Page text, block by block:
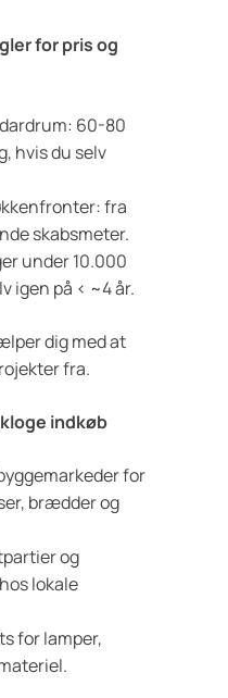
for pris og
60-80
hvis du selv
fra
skabsmeter.
under 10.000
igen på < ~4 år.
dig med at
fra.
indkøb
for
brædder og
og
lokale
for lamper,